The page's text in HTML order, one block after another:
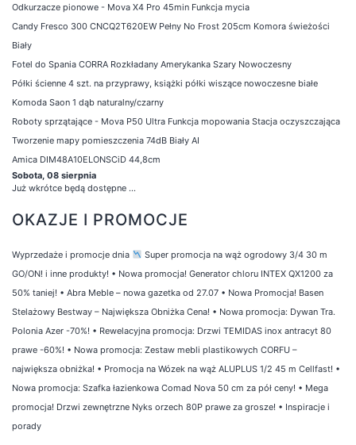
Odkurzacze pionowe - Mova X4 Pro 45min Funkcja mycia
Candy Fresco 300 CNCQ2T620EW Pełny No Frost 205cm Komora świeżości
Biały
Fotel do Spania CORRA Rozkładany Amerykanka Szary Nowoczesny
Półki ścienne 4 szt. na przyprawy, książki półki wiszące nowoczesne białe
Komoda Saon 1 dąb naturalny/czarny
Roboty sprzątające - Mova P50 Ultra Funkcja mopowania Stacja oczyszczająca
Tworzenie mapy pomieszczenia 74dB Biały AI
Amica DIM48A10ELONSCiD 44,8cm
Sobota, 08 sierpnia
Już wkrótce będą dostępne ...
OKAZJE I PROMOCJE
Wyprzedaże i promocje dnia
Super promocja na wąż ogrodowy 3/4 30 m
GO/ON! i inne produkty! • Nowa promocja! Generator chloru INTEX QX1200 za
50% taniej! • Abra Meble – nowa gazetka od 27.07 • Nowa Promocja! Basen
Stelażowy Bestway – Największa Obniżka Cena! • Nowa promocja: Dywan Tra.
Polonia Azer -70%! • Rewelacyjna promocja: Drzwi TEMIDAS inox antracyt 80
prawe -60%! • Nowa promocja: Zestaw mebli plastikowych CORFU –
największa obniżka! • Promocja na Wózek na wąż ALUPLUS 1/2 45 m Cellfast! •
Nowa promocja: Szafka łazienkowa Comad Nova 50 cm za pół ceny! • Mega
promocja! Drzwi zewnętrzne Nyks orzech 80P prawe za grosze! • Inspiracje i
porady